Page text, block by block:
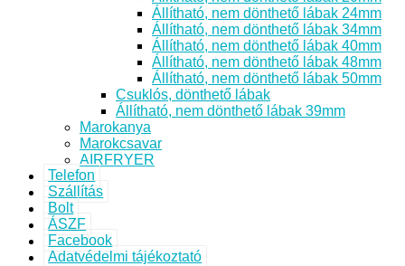
Állítható, nem dönthető lábak 24mm
Állítható, nem dönthető lábak 34mm
Állítható, nem dönthető lábak 40mm
Állítható, nem dönthető lábak 48mm
Állítható, nem dönthető lábak 50mm
Csuklós, dönthető lábak
Állítható, nem dönthető lábak 39mm
Marokanya
Marokcsavar
AIRFRYER
Telefon
Szállítás
Bolt
ÁSZF
Facebook
Adatvédelmi tájékoztató